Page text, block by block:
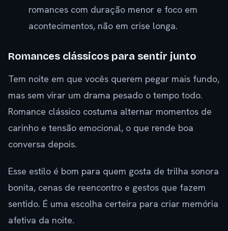
romances com duração menor e foco em
acontecimentos, não em crise longa.
Romances clássicos para sentir junto
Tem noite em que vocês querem pegar mais fundo,
mas sem virar um drama pesado o tempo todo.
Romance clássico costuma alternar momentos de
carinho e tensão emocional, o que rende boa
conversa depois.
Esse estilo é bom para quem gosta de trilha sonora
bonita, cenas de reencontro e gestos que fazem
sentido. É uma escolha certeira para criar memória
afetiva da noite.